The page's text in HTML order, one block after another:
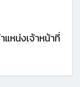
หน่งเจ้าหน้าที่